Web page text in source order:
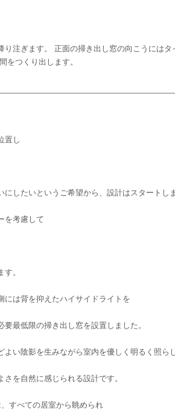
注ぎます。 正面の掃き出し窓の向こうには
をつくり出します。
置し
したいというご希望から、設計はスタートしま
を考慮して
。
には背を抑えたハイサイドライトを
最低限の掃き出し窓を設置しました。
い陰影を生みながら室内を優しく明るく照らし
を自然に感じられる設計です。
すべての居室から眺められ